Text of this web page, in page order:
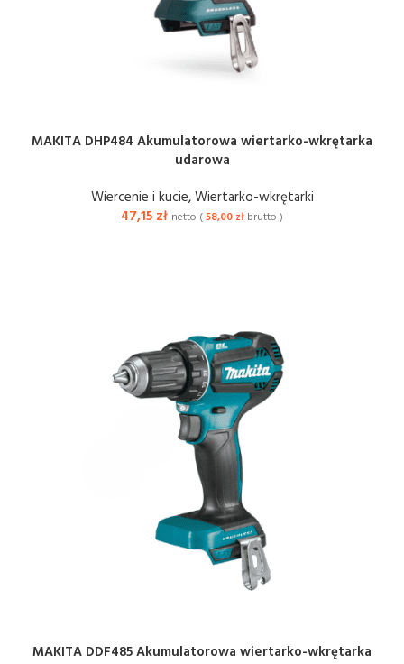
MAKITA DHP484 Akumulatorowa wiertarko-wkrętarka
udarowa
Wiercenie i kucie,Wiertarko-wkrętarki
47,15 zł netto (58,00 zł brutto )
MAKITA DDF485 Akumulatorowa wiertarko-wkrętarka